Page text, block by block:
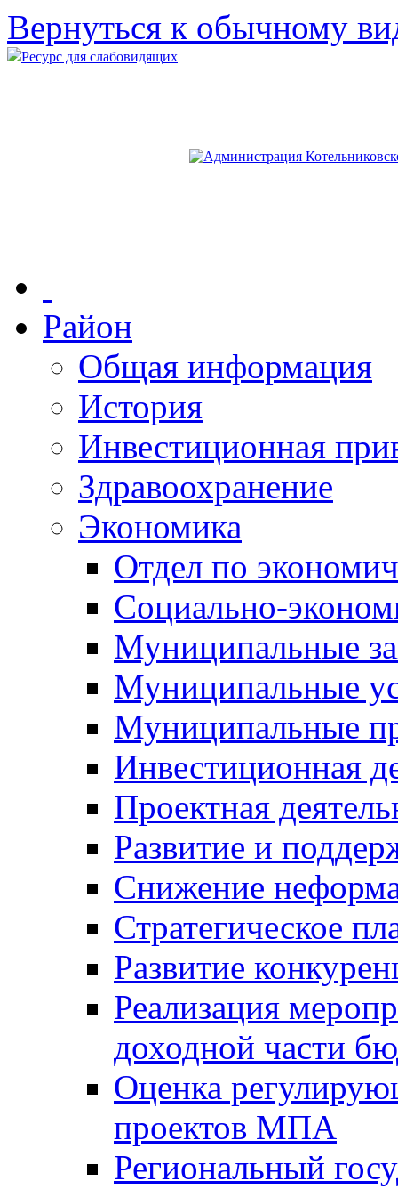
Вернуться к обычному
Ресурс для слабовидящих
Район
Общая информация
История
Инвестиционная
Здравоохранение
Экономика
Отдел по
Социально-
Муниципальные
Муниципальные
Муниципальные
Инвестиционная
Проектная
Развитие и
Снижение
Стратегическое
Развитие
Реализация
доходной части
Оценка
проектов МПА
Региональный